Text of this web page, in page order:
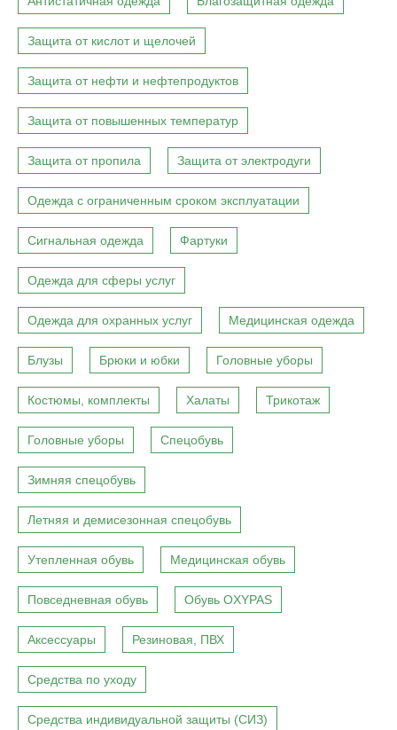
Защита от кислот и щелочей
Защита от нефти и нефтепродуктов
Защита от повышенных температур
Защита от пропила Защита от электродуги
Одежда с ограниченным сроком эксплуатации
Сигнальная одежда Фартуки
Одежда для сферы услуг
Одежда для охранных услуг Медицинская одежда
Блузы Брюки и юбки Головные уборы
Костюмы, комплекты Халаты Трикотаж
Головные уборы Спецобувь
Зимняя спецобувь
Летняя и демисезонная спецобувь
Утепленная обувь Медицинская обувь
Повседневная обувь Обувь OXYPAS
Аксессуары Резиновая, ПВХ
Средства по уходу
Средства индивидуальной защиты (СИЗ)